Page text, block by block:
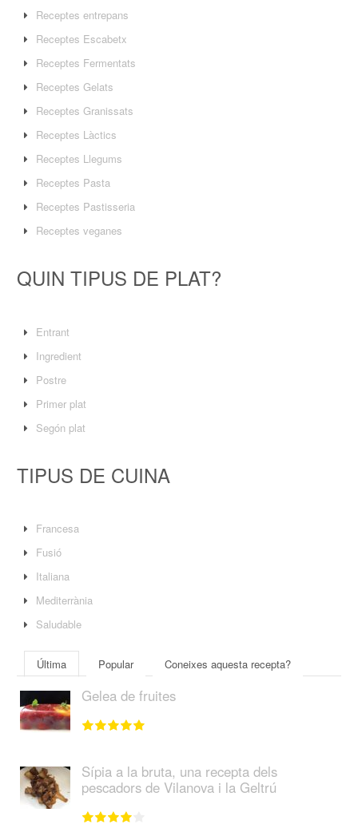
Receptes entrepans
Receptes Escabetx
Receptes Fermentats
Receptes Gelats
Receptes Granissats
Receptes Làctics
Receptes Llegums
Receptes Pasta
Receptes Pastisseria
Receptes veganes
QUIN TIPUS DE PLAT?
Entrant
Ingredient
Postre
Primer plat
Segón plat
TIPUS DE CUINA
Francesa
Fusió
Italiana
Mediterrània
Saludable
Última Popular Coneixes aquesta recepta?
Gelea de fruites
Sípia a la bruta, una recepta dels
pescadors de Vilanova i la Geltrú